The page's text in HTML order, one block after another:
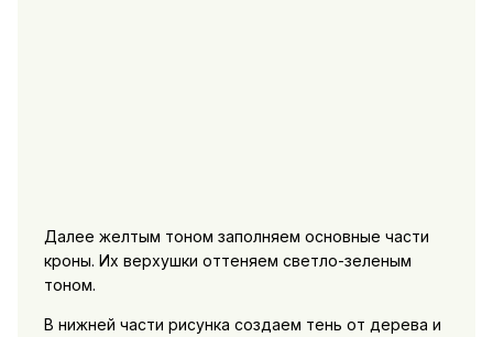
Далее желтым тоном заполняем основные части
кроны. Их верхушки оттеняем светло-зеленым
тоном.
В нижней части рисунка создаем тень от дерева и